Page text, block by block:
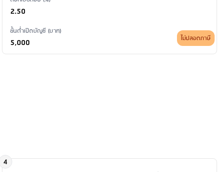
2.50
ขั้นต่ำเปิดบัญชี (บาท)
5,000 ไม่ปลอดภาษี
4